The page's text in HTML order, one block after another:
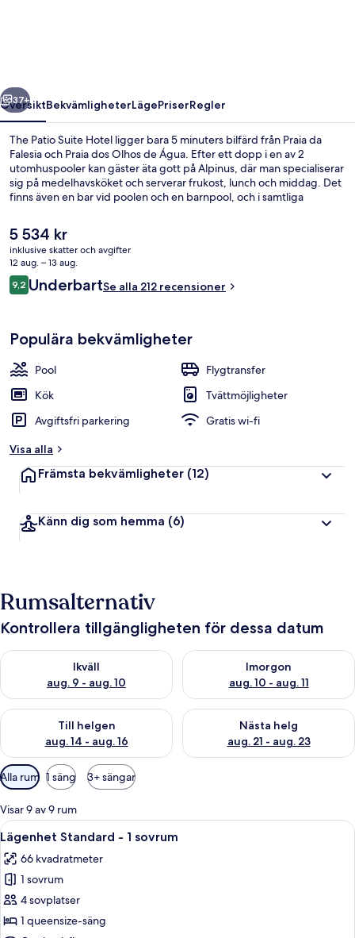
Nästa
37+
ÖversiktBekvämligheterLägePriserRegler
The Patio Suite Hotel ligger bara 5 minuters bilfärd från Praia da
Falesia och Praia dos Olhos de Água. Efter ett dopp i en av 2
utomhuspooler kan gäster äta gott på Alpinus, där man specialiserar
sig på medelhavsköket och serverar frukost, lunch och middag. Det
finns även en bar vid poolen och en barnpool, och i samtliga
talar mycket väl om den hjälpsamma personalen.
Det
nuvarande
priset
är
5 534 kr
5 534 kr
inklusive skatter och avgifter
12 aug. – 13 aug.
Recensioner
9,29,2 av 10,
UnderbartSe alla 212 recensioner
Populära bekvämligheter
Pool
Flygtransfer
Kök
Tvättmöjligheter
Avgiftsfri parkering
Gratis wi-fi
Visa alla
Främsta bekvämligheter (12)
Känn dig som hemma (6)
Rumsalternativ
Kontrollera tillgängligheten för dessa datum
Ikväll
aug. 9 - aug. 10
Kontrollera tillgängligheten för ikväll aug. 9 - aug. 10
Imorgon
aug. 10 - aug. 11
Kontrollera tillgängligheten
Till helgen
aug. 14 - aug. 16
Kontrollera tillgängligheten för den här helgen aug. 14 - aug.
Nästa helg
aug. 21 - aug. 23
Kontrollera tillgängligheten
Tillgängliga
filter
för
rum
Alla rum 1 säng 3+ sängar
Visar 9 av 9 rum
Öppna
alla
foton
för
Lägenhet
Standard
Ett modernt hotellrum med en stor
5
Lägenhet Standard - 1 sovrum
66 kvadratmeter
1 sovrum
4 sovplatser
1 queensize-säng